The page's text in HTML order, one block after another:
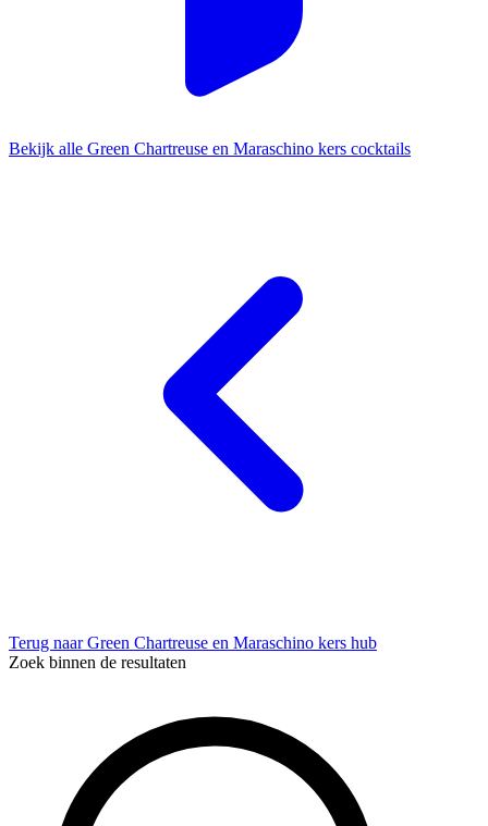
Bekijk alle Green Chartreuse en Maraschino kers cocktails
Terug naar Green Chartreuse en Maraschino kers hub
Zoek binnen de resultaten